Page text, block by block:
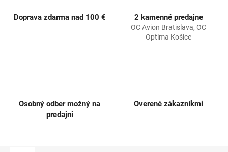
Doprava zdarma nad 100 € 2 kamenné predajne
OC Avion Bratislava, OC
Optima Košice
Osobný odber možný na
predajni
Overené zákazníkmi